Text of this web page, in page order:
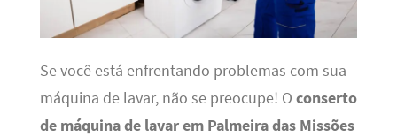
Se você está enfrentando problemas com sua
máquina de lavar, não se preocupe! O conserto
de máquina de lavar em Palmeira das Missões